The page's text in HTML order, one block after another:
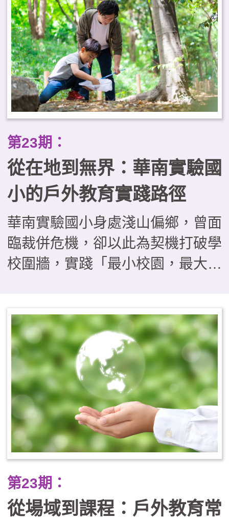
工作為戶外教育的推動基地，自
2021年起即成立戀戀大湖學教師
社群，致力推動戶外教育系列課
程。透過自編教材、戶外走讀、科
技融入等多重策略，進而推動社區
結合、跨校合作、國際交流。本文
育創新的實施與經驗，期望為戶外
教育提供具體啟發。
第23期：
從在地到無界：華南實驗國
小的戶外教育實踐路徑
華南實驗國小身處淺山偏鄉，曾面
臨裁併危機，卻以此為契機打破學
校圍牆，實踐「最小校園，最大教
域、行動、反思」，引導學生經歷
「把地方當教材」、「把地方當關
係」到「為地方採取行動」的三段
思維轉折。 透過四季課程
——秋季山野淬鍊、冬季走讀踏
查、春季服務旅行與夏季公民參
與，我們帶領孩子從山林守護、產
倡議。在行政團隊轉化為「課程鷹
架」的支持下，戶外教育不再只是
第23期：
從場域到課程：戶外教育常